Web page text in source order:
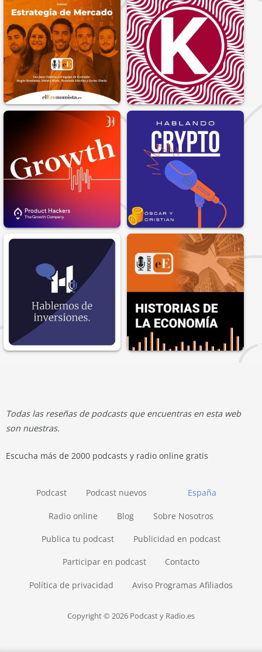
Todas las reseñas de podcasts que encuentras en esta web
son nuestras.
Escucha más de 2000 podcasts y radio online gratis
España
Podcast Podcast nuevos
Radio online Blog Sobre Nosotros
Publica tu podcast Publicidad en podcast
Participar en podcast Contacto
Política de privacidad Aviso Programas Afiliados
Copyright © 2026 Podcast y Radio.es